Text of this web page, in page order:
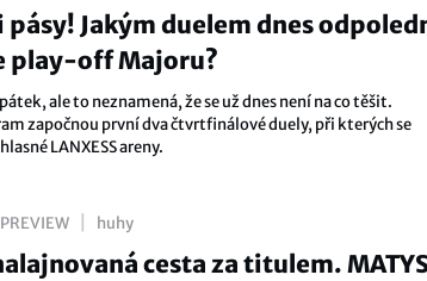
pásy! Jakým duelem dnes
play-off Majoru?
ale to neznamená, že se už dnes není na co těšit.
započnou první dva čtvrtfinálové duely, při kterých se
LANXESS areny.
PREVIEW huhy
cesta za titulem.